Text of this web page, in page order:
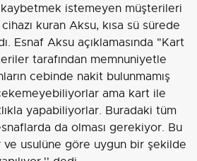
istemeyen müşterileri
kuran Aksu, kısa sü sürede
Esnaf Aksu açıklamasında "Kart
tarafından memnuniyetle
cebinde nakit bulunmamış
ama kart ile
yapabiliyorlar. Buradaki tüm
da olması gerekiyor. Bu
usulüne göre uygun bir şekilde